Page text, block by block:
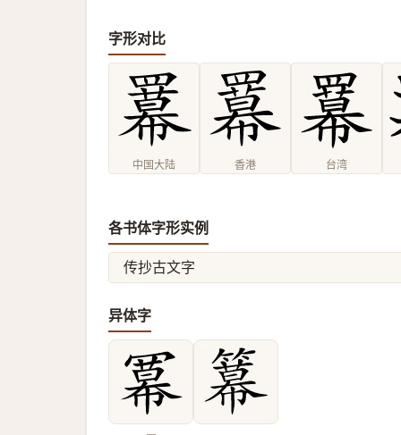
字形对比
中国大陆 香港 台湾
各书体字形实例
传抄古文字
异体字